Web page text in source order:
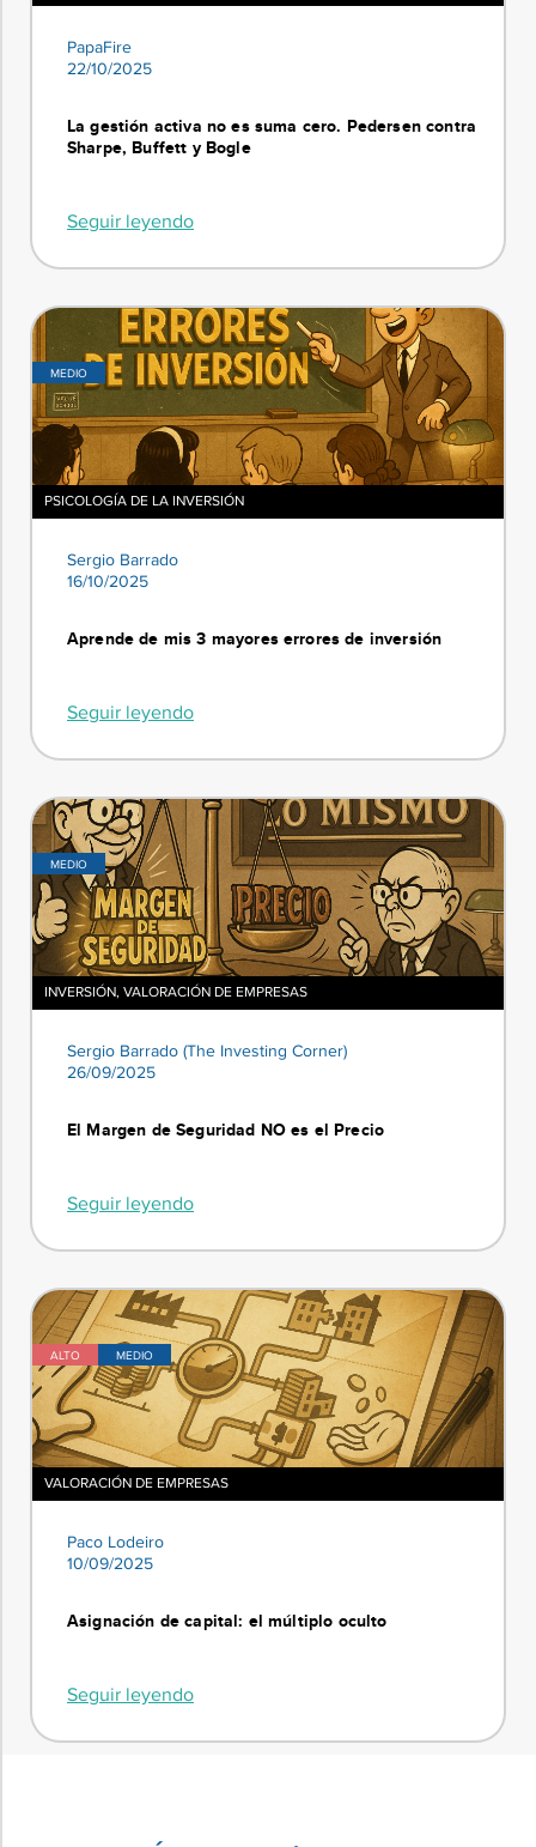
PapaFire
22/10/2025
La gestión activa no es suma cero. Pedersen contra
Sharpe, Buffett y Bogle
Seguir leyendo
MEDIO
PSICOLOGÍA DE LA INVERSIÓN
Sergio Barrado
16/10/2025
Aprende de mis 3 mayores errores de inversión
Seguir leyendo
MEDIO
INVERSIÓN, VALORACIÓN DE EMPRESAS
Sergio Barrado (The Investing Corner)
26/09/2025
El Margen de Seguridad NO es el Precio
Seguir leyendo
ALTO MEDIO
VALORACIÓN DE EMPRESAS
Paco Lodeiro
10/09/2025
Asignación de capital: el múltiplo oculto
Seguir leyendo